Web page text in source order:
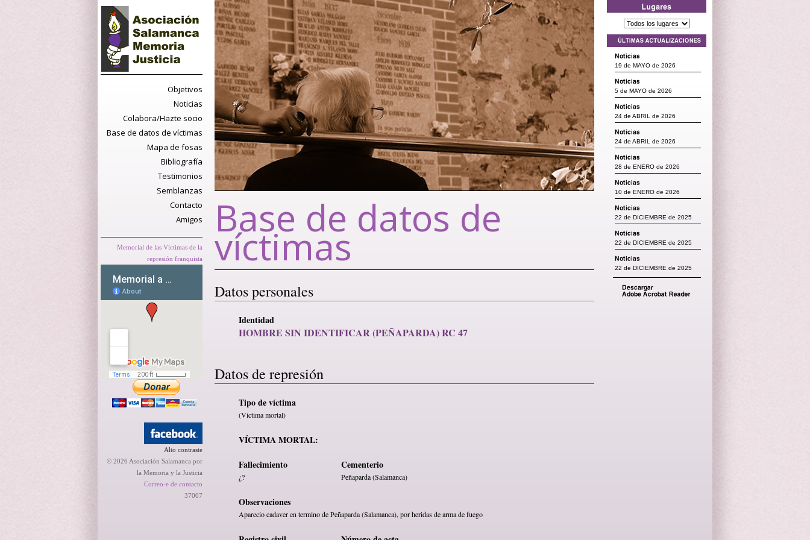
Objetivos
Noticias
Colabora/Hazte socio
Base de datos de víctimas
Mapa de fosas
Bibliografía
Testimonios
Semblanzas
Contacto
Amigos
Memorial de las Víctimas de la
represión franquista
Alto contraste
© 2026 Asociación Salamanca por
la Memoria y la Justicia
Correo-e de contacto
37007
Base de datos de
víctimas
Datos personales
Identidad
HOMBRE SIN IDENTIFICAR (PEÑAPARDA) RC 47
Datos de represión
Tipo de víctima
(Victima mortal)
VÍCTIMA MORTAL:
Fallecimiento
Cementerio
¿? Peñaparda (Salamanca)
Observaciones
Aparecio cadaver en termino de Peñaparda (Salamanca), por heridas de arma de fuego
19 de MAYO de 2026
5 de MAYO de 2026
24 de ABRIL de 2026
24 de ABRIL de 2026
28 de ENERO de 2026
10 de ENERO de 2026
22 de DICIEMBRE de 2025
22 de DICIEMBRE de 2025
22 de DICIEMBRE de 2025